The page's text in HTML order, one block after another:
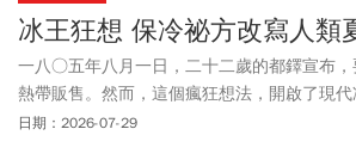
冰王狂想 保冷祕方改寫人類
一八○五年八月一日，二十二歲的都鐸宣布，
熱帶販售。然而，這個瘋狂想法，開啟了現
改變人類受到夏天死亡威脅的命運。
日期：2026-07-29